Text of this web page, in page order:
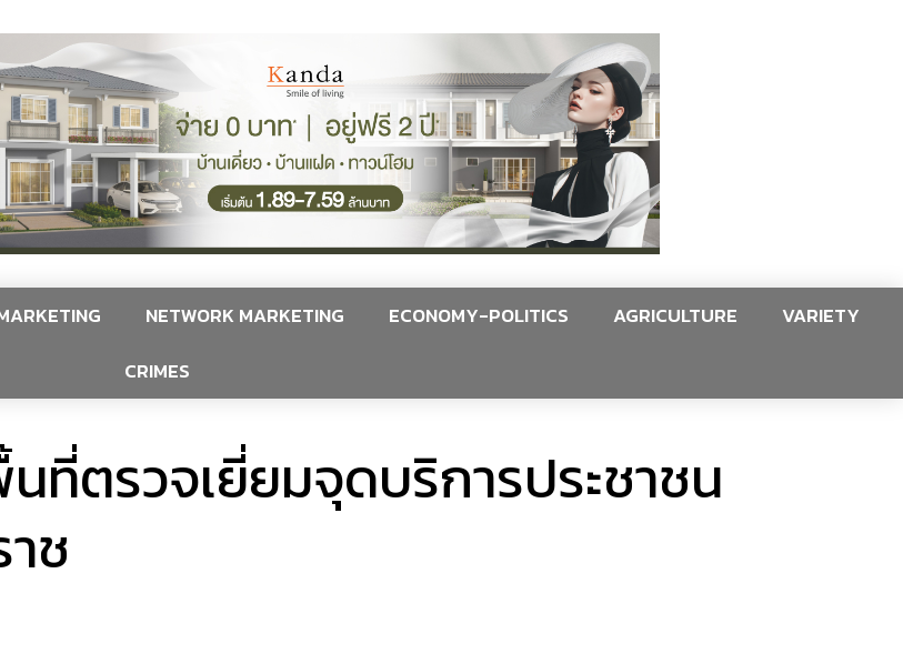
NETWORK MARKETING ECONOMY-POLITICS AGRICULTURE
VARIETY
CRIMES
ที่ตรวจเยี่ยมจุดบริการประชาชน
ช